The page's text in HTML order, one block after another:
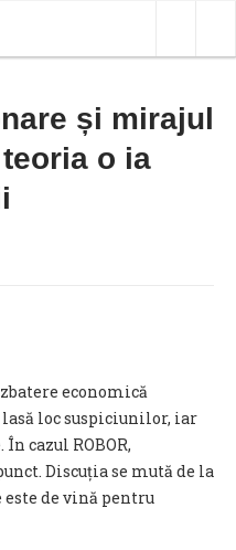
și mirajul
o ia
economică
loc suspiciunilor, iar
cazul ROBOR,
Discuția se mută de la
de vină pentru